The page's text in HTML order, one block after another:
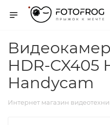
HDR-CX405
Handycam
Интернет магазин